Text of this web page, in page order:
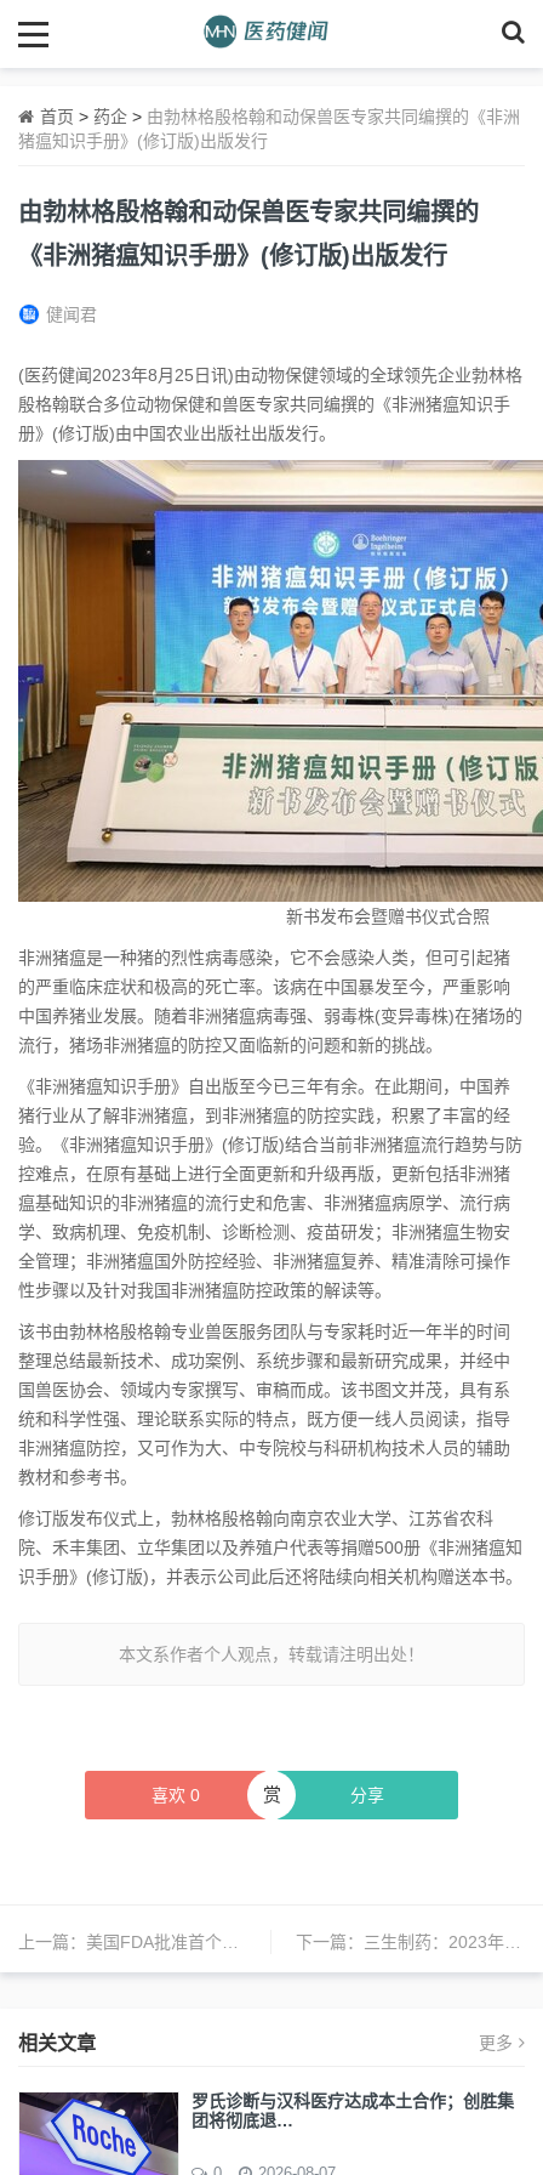
首页 > 药企 > 由勃林格殷格翰和动保兽医专家共同编撰的《非洲
猪瘟知识手册》(修订版)出版发行
由勃林格殷格翰和动保兽医专家共同编撰的
《非洲猪瘟知识手册》(修订版)出版发行
健闻君
(医药健闻2023年8月25日讯)由动物保健领域的全球领先企业勃林格
殷格翰联合多位动物保健和兽医专家共同编撰的《非洲猪瘟知识手
册》(修订版)由中国农业出版社出版发行。
新书发布会暨赠书仪式合照
非洲猪瘟是一种猪的烈性病毒感染，它不会感染人类，但可引起猪
的严重临床症状和极高的死亡率。该病在中国暴发至今，严重影响
中国养猪业发展。随着非洲猪瘟病毒强、弱毒株(变异毒株)在猪场的
流行，猪场非洲猪瘟的防控又面临新的问题和新的挑战。
《非洲猪瘟知识手册》自出版至今已三年有余。在此期间，中国养
猪行业从了解非洲猪瘟，到非洲猪瘟的防控实践，积累了丰富的经
验。《非洲猪瘟知识手册》(修订版)结合当前非洲猪瘟流行趋势与防
控难点，在原有基础上进行全面更新和升级再版，更新包括非洲猪
瘟基础知识的非洲猪瘟的流行史和危害、非洲猪瘟病原学、流行病
学、致病机理、免疫机制、诊断检测、疫苗研发；非洲猪瘟生物安
全管理；非洲猪瘟国外防控经验、非洲猪瘟复养、精准清除可操作
性步骤以及针对我国非洲猪瘟防控政策的解读等。
该书由勃林格殷格翰专业兽医服务团队与专家耗时近一年半的时间
整理总结最新技术、成功案例、系统步骤和最新研究成果，并经中
国兽医协会、领域内专家撰写、审稿而成。该书图文并茂，具有系
统和科学性强、理论联系实际的特点，既方便一线人员阅读，指导
非洲猪瘟防控，又可作为大、中专院校与科研机构技术人员的辅助
教材和参考书。
修订版发布仪式上，勃林格殷格翰向南京农业大学、江苏省农科
院、禾丰集团、立华集团以及养殖户代表等捐赠500册《非洲猪瘟知
识手册》(修订版)，并表示公司此后还将陆续向相关机构赠送本书。
本文系作者个人观点，转载请注明出处！
喜欢 0 分享
赏
上一篇： 美国FDA批准首个治疗多发性硬化症的生物仿制药 下一篇： 三生制药：2023年上半年营收人民币37.84亿元，同比增长22.3%
相关文章 更多
罗氏诊断与汉科医疗达成本土合作；创胜集
团将彻底退…